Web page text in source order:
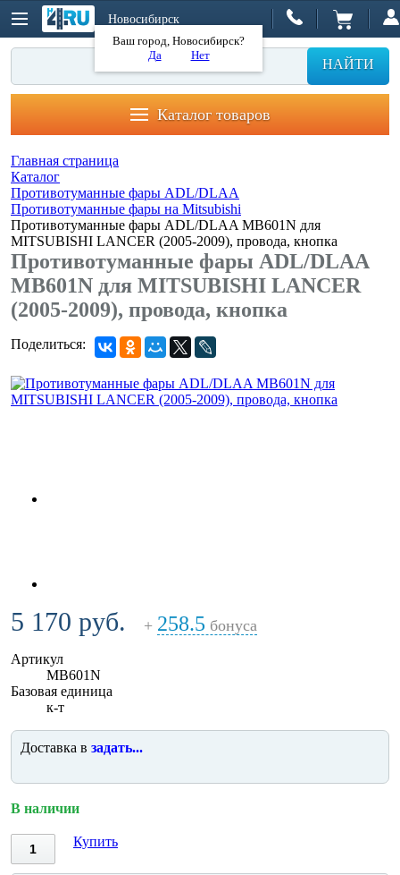
Новосибирск
Ваш город, Новосибирск?
Да
Нет
НАЙТИ
Каталог товаров
Главная страница
Каталог
Противотуманные фары ADL/DLAA
Противотуманные фары на Mitsubishi
Противотуманные фары ADL/DLAA MB601N для
MITSUBISHI LANCER (2005-2009), провода, кнопка
Противотуманные фары ADL/DLAA
MB601N для MITSUBISHI LANCER
(2005-2009), провода, кнопка
Поделиться:
5 170 руб. + 258.5 бонуса
Артикул
MB601N
Базовая единица
к-т
Доставка в задать...
В наличии
Купить